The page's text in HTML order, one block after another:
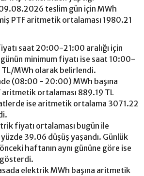
teslim gün için MWh
PTF aritmetik ortalaması 1980.21
saat 20:00-21:00 aralığı için
minimum fiyatı ise saat 10:00-
TL/MWh olarak belirlendi.
(08:00 - 20:00) MWh başına
aritmetik ortalaması 889.19 TL
ise aritmetik ortalama 3071.22
fiyatı ortalaması bugün ile
yüzde 39.06 düşüş yaşandı. Günlük
haftanın aynı gününe göre ise
gösterdi.
elektrik MWh başına aritmetik